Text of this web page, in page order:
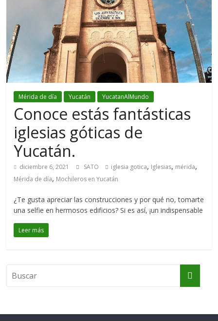
Mérida de día Yucatán YucatanAlMundo
Conoce estás fantásticas
iglesias góticas de
Yucatán.
diciembre 6, 2021 SATO iglesia gotica, Iglesias, mérida,
Mérida de día, Mochileros en Yucatán
¿Te gusta apreciar las construcciones y por qué no, tomarte
una selfie en hermosos edificios? Si es así, ¡un indispensable
Leer más